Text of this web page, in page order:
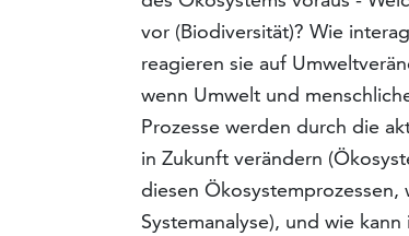
vor (Biodiversität)? Wie
reagieren sie auf
wenn Umwelt und
Prozesse werden durch die
in Zukunft verändern
diesen
Systemanalyse), und wie